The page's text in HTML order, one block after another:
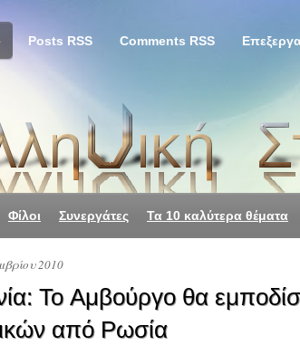
Posts RSS Comments RSS
Φίλοι Συνεργάτες Τα 10 καλύτερα θέματα
2010
To Αμβούργο θα
από Ρωσία